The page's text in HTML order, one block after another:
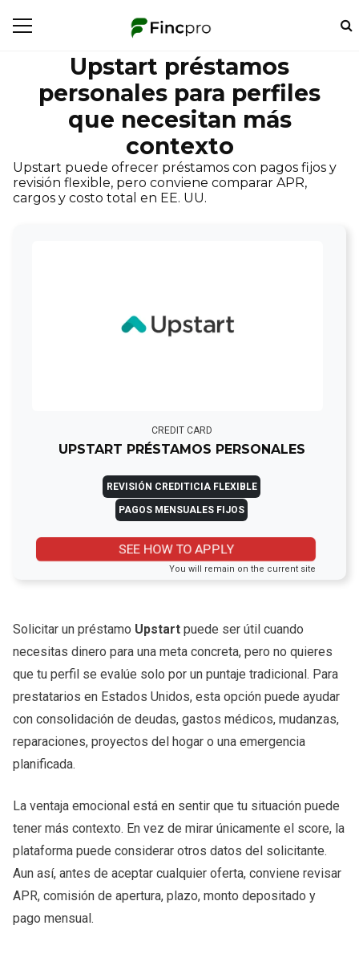
Upstart préstamos
personales para perfiles
que necesitan más
contexto
Upstart puede ofrecer préstamos con pagos fijos y
revisión flexible, pero conviene comparar APR,
cargos y costo total en EE. UU.
CREDIT CARD
UPSTART PRÉSTAMOS PERSONALES
REVISIÓN CREDITICIA FLEXIBLE
PAGOS MENSUALES FIJOS
SEE HOW TO APPLY
You will remain on the current site
Solicitar un préstamo Upstart puede ser útil cuando
necesitas dinero para una meta concreta, pero no quieres
que tu perfil se evalúe solo por un puntaje tradicional. Para
prestatarios en Estados Unidos, esta opción puede ayudar
con consolidación de deudas, gastos médicos, mudanzas,
reparaciones, proyectos del hogar o una emergencia
planificada.
La ventaja emocional está en sentir que tu situación puede
tener más contexto. En vez de mirar únicamente el score, la
plataforma puede considerar otros datos del solicitante.
Aun así, antes de aceptar cualquier oferta, conviene revisar
APR, comisión de apertura, plazo, monto depositado y
pago mensual.